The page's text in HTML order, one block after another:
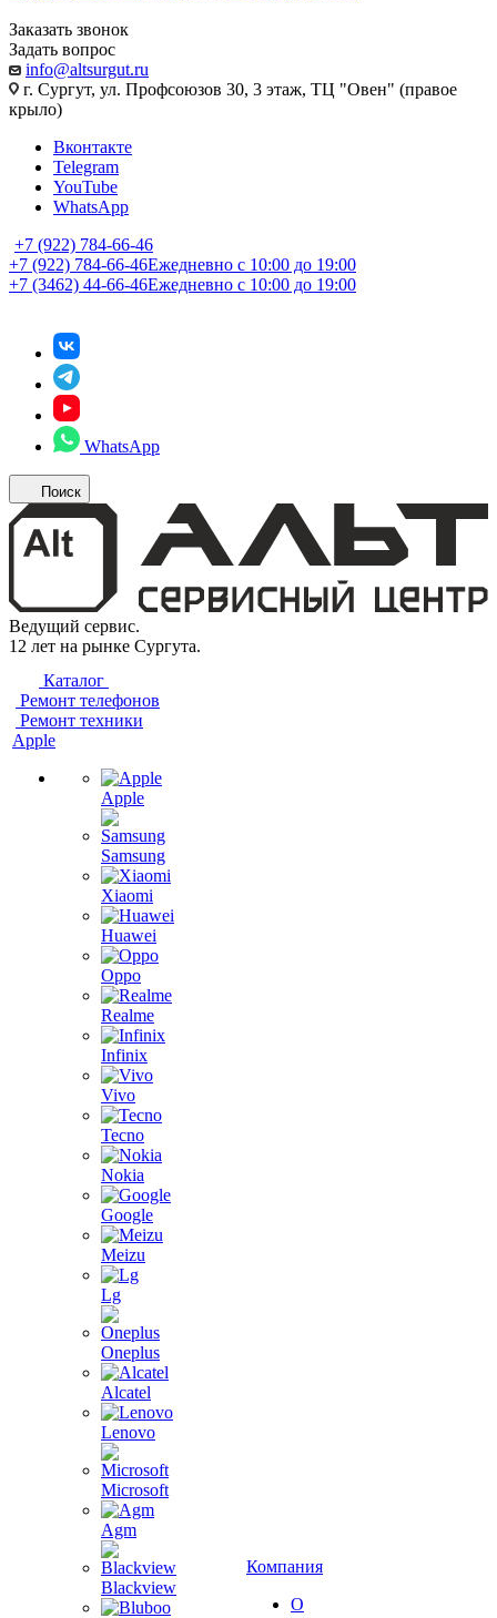
Заказать звонок
Задать вопрос
info@altsurgut.ru
г. Сургут, ул. Профсоюзов 30, 3 этаж, ТЦ "Овен" (правое
крыло)
Вконтакте
Telegram
YouTube
WhatsApp
+7 (922) 784-66-46
+7 (922) 784-66-46Ежедневно с 10:00 до 19:00
+7 (3462) 44-66-46Ежедневно с 10:00 до 19:00
WhatsApp
Поиск
Ведущий сервис.
12 лет на рынке Сургута.
Каталог
Ремонт телефонов
Ремонт техники
Apple
Apple
Samsung
Xiaomi
Huawei
Oppo
Realme
Infinix
Vivo
Tecno
Nokia
Google
Meizu
Lg
Oneplus
Alcatel
Lenovo
Microsoft
Agm
Blackview
Компания
О